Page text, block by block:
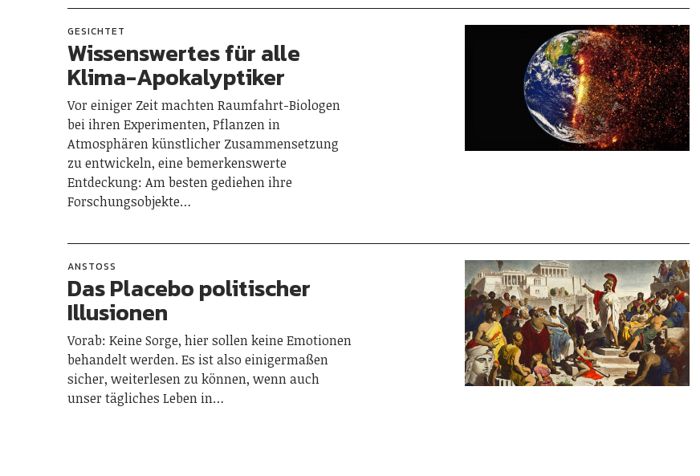
GESICHTET
Wissenswertes für alle
Klima-Apokalyptiker
Vor einiger Zeit machten Raumfahrt-Biologen
bei ihren Experimenten, Pflanzen in
Atmosphären künstlicher Zusammensetzung
zu entwickeln, eine bemerkenswerte
Entdeckung: Am besten gediehen ihre
Forschungsobjekte…
ANSTOSS
Das Placebo politischer
Illusionen
Vorab: Keine Sorge, hier sollen keine Emotionen
behandelt werden. Es ist also einigermaßen
sicher, weiterlesen zu können, wenn auch
unser tägliches Leben in…